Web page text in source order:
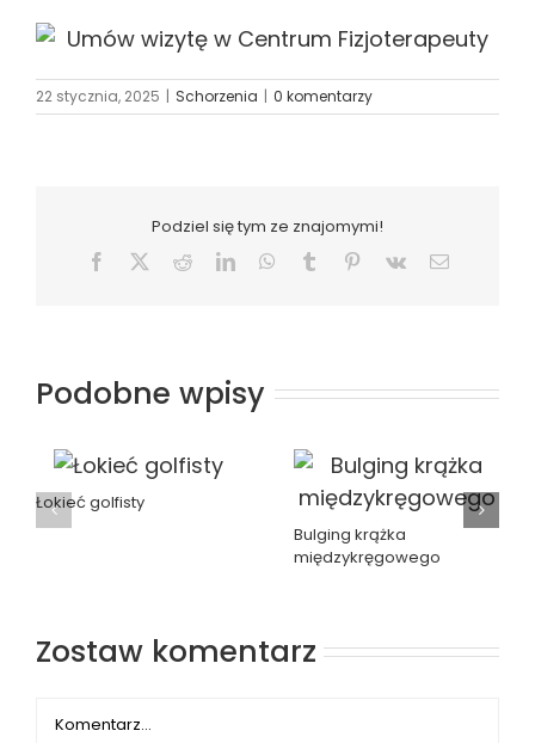
22 stycznia, 2025 | Schorzenia | 0 komentarzy
Podziel się tym ze znajomymi!
Facebook RedditLinkedInWhatsApp
Tumblr Pinterest
Vk Email
Podobne wpisy
Łokieć golfisty
Bulging krążka
międzykręgowego
Zostaw komentarz
Comment